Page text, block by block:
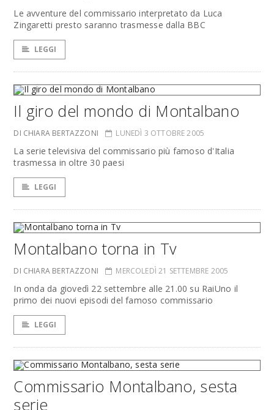
Le avventure del commissario interpretato da Luca
Zingaretti presto saranno trasmesse dalla BBC
LEGGI
Il giro del mondo di Montalbano
DI CHIARA BERTAZZONI LUNEDÌ 3 OTTOBRE 2005
La serie televisiva del commissario più famoso d'Italia
trasmessa in oltre 30 paesi
LEGGI
Montalbano torna in Tv
DI CHIARA BERTAZZONI MERCOLEDÌ 21 SETTEMBRE 2005
In onda da giovedì 22 settembre alle 21.00 su RaiUno il
primo dei nuovi episodi del famoso commissario
LEGGI
Commissario Montalbano, sesta
serie